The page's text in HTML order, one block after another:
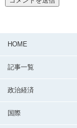
HOME
記事一覧
政治経済
国際